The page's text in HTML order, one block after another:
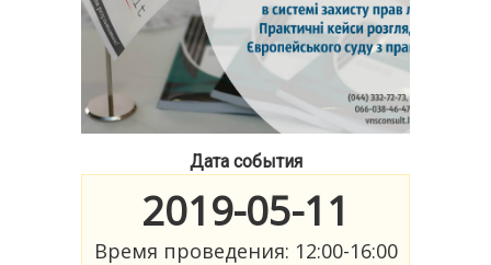
Дата события
2019-05-11
Время проведения: 12:00-16:00